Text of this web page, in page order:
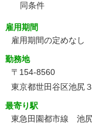
同条件
雇用期間
雇用期間の定めなし
勤務地
〒154-8560
東京都世田谷区池尻
最寄り駅
東急田園都市線 池